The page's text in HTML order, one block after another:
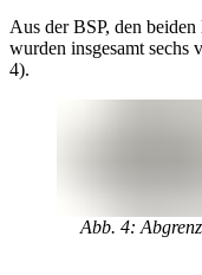
Aus der BSP, den
wurden insgesamt sechs
4).
Abb. 4: